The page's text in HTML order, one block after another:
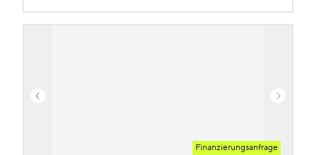
Finanzierungsanfrage